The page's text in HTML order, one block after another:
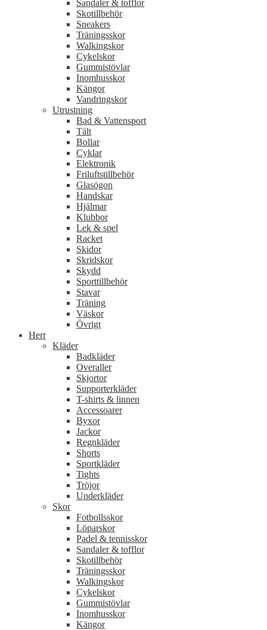
Sandaler & tofflor
Skotillbehör
Sneakers
Träningsskor
Walkingskor
Cykelskor
Gummistövlar
Inomhusskor
Kängor
Vandringskor
Utrustning
Bad & Vattensport
Tält
Bollar
Cyklar
Elektronik
Friluftstillbehör
Glasögon
Handskar
Hjälmar
Klubbor
Lek & spel
Racket
Skidor
Skridskor
Skydd
Sporttillbehör
Stavar
Träning
Väskor
Övrigt
Herr
Kläder
Badkläder
Overaller
Skjortor
Supporterkläder
T-shirts & linnen
Accessoarer
Byxor
Jackor
Regnkläder
Shorts
Sportkläder
Tights
Tröjor
Underkläder
Skor
Fotbollsskor
Löparskor
Padel & tennisskor
Sandaler & tofflor
Skotillbehör
Träningsskor
Walkingskor
Cykelskor
Gummistövlar
Inomhusskor
Kängor